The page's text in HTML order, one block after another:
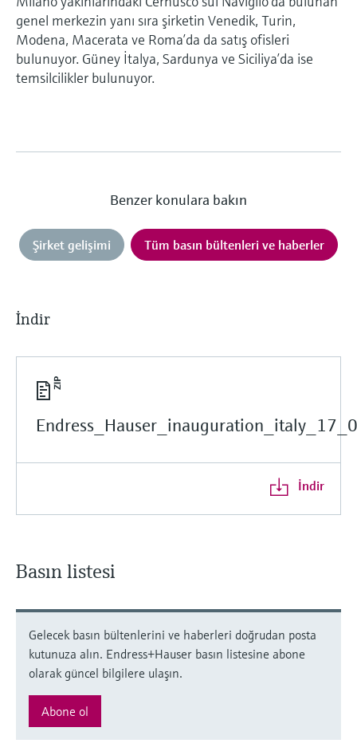
genel merkezin yanı sıra şirketin Venedik, Turin,
Modena, Macerata ve Roma’da da satış ofisleri
bulunuyor. Güney İtalya, Sardunya ve Siciliya’da ise
temsilcilikler bulunuyor.
Benzer konulara bakın
Şirket gelişimi Tüm basın bültenleri ve haberler
İndir
İndir
Basın listesi
Gelecek basın bültenlerini ve haberleri doğrudan posta
kutunuza alın. Endress+Hauser basın listesine abone
olarak güncel bilgilere ulaşın.
Abone ol